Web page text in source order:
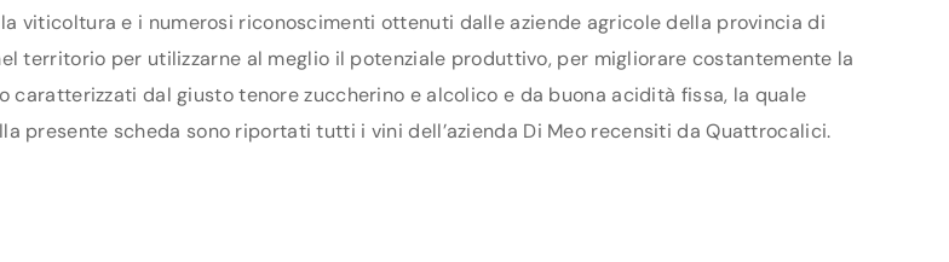
viticoltura e i numerosi riconoscimenti ottenuti dalle aziende agricole della provincia di
territorio per utilizzarne al meglio il potenziale produttivo, per migliorare costantemente la
caratterizzati dal giusto tenore zuccherino e alcolico e da buona acidità fissa, la quale
presente scheda sono riportati tutti i vini dell’azienda Di Meo recensiti da Quattrocalici.